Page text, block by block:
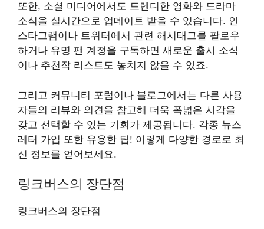
또한, 소셜 미디어에서도 트렌디한 영화와 드라마
소식을 실시간으로 업데이트 받을 수 있습니다. 인
스타그램이나 트위터에서 관련 해시태그를 팔로우
하거나 유명 팬 계정을 구독하면 새로운 출시 소식
이나 추천작 리스트도 놓치지 않을 수 있죠.
그리고 커뮤니티 포럼이나 블로그에서는 다른 사용
자들의 리뷰와 의견을 참고해 더욱 폭넓은 시각을
갖고 선택할 수 있는 기회가 제공됩니다. 각종 뉴스
레터 가입 또한 유용한 팁! 이렇게 다양한 경로로 최
신 정보를 얻어보세요.
링크버스의 장단점
링크버스의 장단점